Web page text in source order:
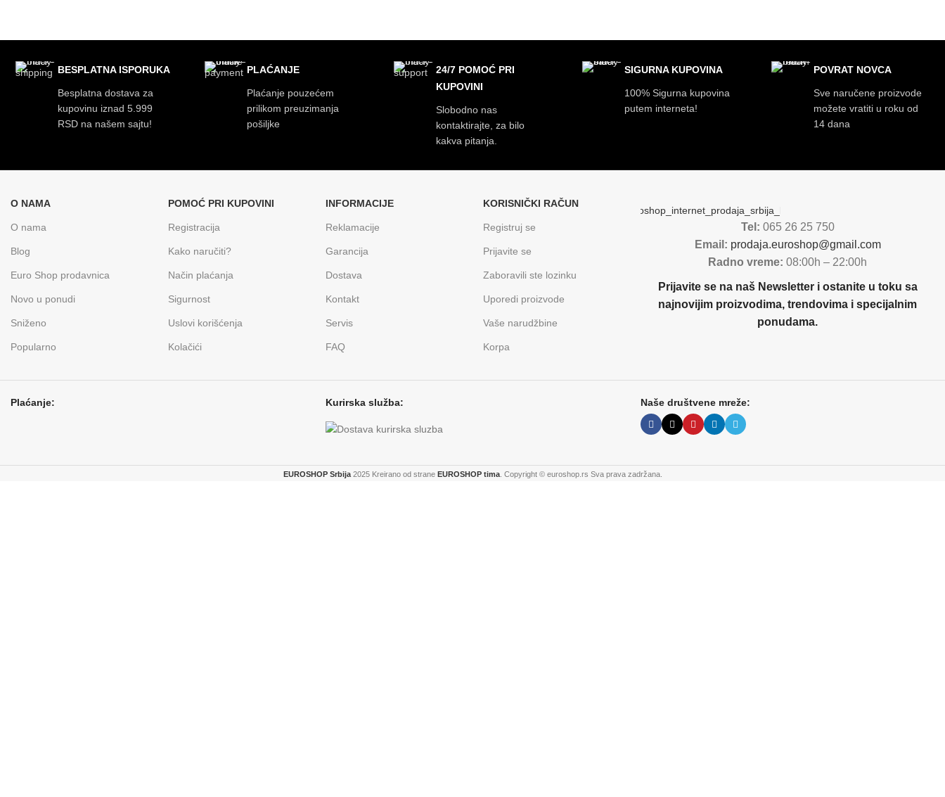
BESPLATNA ISPORUKA
Besplatna dostava za
kupovinu iznad 5.999
RSD na našem sajtu!
PLAĆANJE
Plaćanje pouzećem
prilikom preuzimanja
pošiljke
24/7 POMOĆ PRI
KUPOVINI
Slobodno nas
kontaktirajte, za bilo
kakva pitanja.
SIGURNA KUPOVINA
100% Sigurna kupovina
putem interneta!
POVRAT NOVCA
Sve naručene proizvode
možete vratiti u roku od
14 dana
O NAMA
O nama
Blog
Euro Shop prodavnica
Novo u ponudi
Sniženo
Popularno
POMOĆ PRI KUPOVINI
Registracija
Kako naručiti?
Način plaćanja
Sigurnost
Uslovi korišćenja
Kolačići
INFORMACIJE
Reklamacije
Garancija
Dostava
Kontakt
Servis
FAQ
KORISNIČKI RAČUN
Registruj se
Prijavite se
Zaboravili ste lozinku
Uporedi proizvode
Vaše narudžbine
Korpa
Tel: 065 26 25 750
Email: prodaja.euroshop@gmail.com
Radno vreme: 08:00h – 22:00h
Prijavite se na naš Newsletter i ostanite u toku sa
najnovijim proizvodima, trendovima i specijalnim
ponudama.
Plaćanje: Kurirska služba: Naše društvene mreže:
EUROSHOP Srbija 2025 Kreirano od strane EUROSHOP tima. Copyright © euroshop.rs Sva prava zadržana.